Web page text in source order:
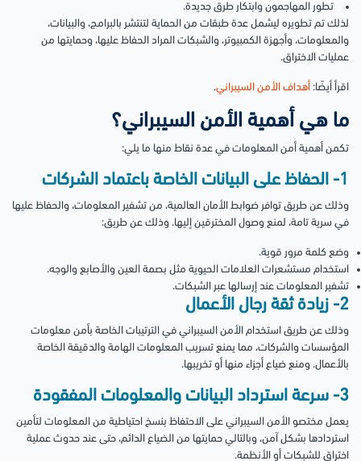
تطور المهاجمون وابتكار طرق جديدة.
لذلك تم تطويره ليشمل عدة طبقات من الحماية لتنتشر بالبرامج، والبيانات،
والمعلومات، وأجهزة الكمبيوتر، والشبكات المراد الحفاظ عليها، وحمايتها من
عمليات الاختراق.
اقرأ أيضًا: أهداف الأمن السيبراني.
ما هي أهمية الأمن السيبراني؟
تكمن أهمية أمن المعلومات في عدة نقاط منها ما يلي:
1- الحفاظ على البيانات الخاصة باعتماد الشركات
وذلك عن طريق توافر ضوابط الأمان العالمية، من تشفير المعلومات، والحفاظ عليها
في سرية تامة، لمنع وصول المخترقين إليها. وذلك عن طريق:
وضع كلمة مرور قوية.
استخدام مستشعرات العلامات الحيوية مثل بصمة العين والأصابع والوجه.
تشفير المعلومات عند إرسالها عبر الشبكات.
2- زيادة ثقة رجال الأعمال
وذلك عن طريق استخدام الأمن السيبراني في الترتيبات الخاصة بأمن معلومات
المؤسسات والشركات، مما يمنع تسريب المعلومات الهامة والدقيقة الخاصة
بالأعمال. ومنع ضياع أجزاء منها أو تخريبها.
3- سرعة استرداد البيانات والمعلومات المفقودة
يعمل مختصو الأمن السيبراني على الاحتفاظ بنسخ احتياطية من المعلومات لتأمين
استردادها بشكل آمن، وبالتالي حمايتها من الضياع الدائم، حتى عند حدوث عملية
اختراق للشبكات أو الأنظمة.